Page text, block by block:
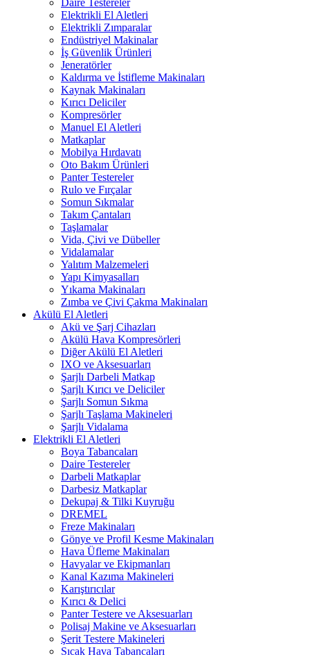
Daire Testereler
Elektrikli El Aletleri
Elektrikli Zımparalar
Endüstriyel Makinalar
İş Güvenlik Ürünleri
Jeneratörler
Kaldırma ve İstifleme Makinaları
Kaynak Makinaları
Kırıcı Deliciler
Kompresörler
Manuel El Aletleri
Matkaplar
Mobilya Hırdavatı
Oto Bakım Ürünleri
Panter Testereler
Rulo ve Fırçalar
Somun Sıkmalar
Takım Çantaları
Taşlamalar
Vida, Çivi ve Dübeller
Vidalamalar
Yalıtım Malzemeleri
Yapı Kimyasalları
Yıkama Makinaları
Zımba ve Çivi Çakma Makinaları
Akülü El Aletleri
Akü ve Şarj Cihazları
Akülü Hava Kompresörleri
Diğer Akülü El Aletleri
IXO ve Aksesuarları
Şarjlı Darbeli Matkap
Şarjlı Kırıcı ve Deliciler
Şarjlı Somun Sıkma
Şarjlı Taşlama Makineleri
Şarjlı Vidalama
Elektrikli El Aletleri
Boya Tabancaları
Daire Testereler
Darbeli Matkaplar
Darbesiz Matkaplar
Dekupaj & Tilki Kuyruğu
DREMEL
Freze Makinaları
Gönye ve Profil Kesme Makinaları
Hava Üfleme Makinaları
Havyalar ve Ekipmanları
Kanal Kazıma Makineleri
Karıştırıcılar
Kırıcı & Delici
Panter Testere ve Aksesuarları
Polisaj Makine ve Aksesuarları
Şerit Testere Makineleri
Sıcak Hava Tabancaları